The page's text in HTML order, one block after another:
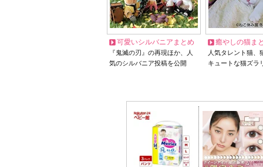
可愛いシルバニアまとめ
『鬼滅の刃』の再現ほか、人
気のシルバニア投稿を公開
癒やしの猫ま
人気タレント猫
キュートな猫ズラ